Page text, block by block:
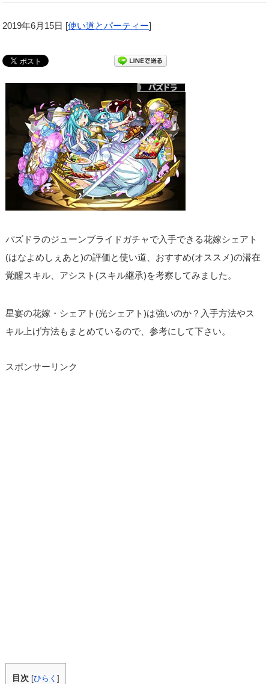
2019年6月15日 [使い道とパーティー]
パズドラのジューンブライドガチャで入手できる花嫁シェアト
(はなよめしぇあと)の評価と使い道、おすすめ(オススメ)の潜在
覚醒スキル、アシスト(スキル継承)を考察してみました。
星宴の花嫁・シェアト(光シェアト)は強いのか？入手方法やス
キル上げ方法もまとめているので、参考にして下さい。
スポンサーリンク
目次 [ひらく]